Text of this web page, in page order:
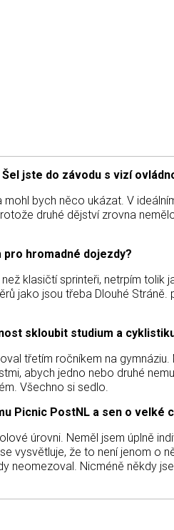
jste do závodu s vizí
bych něco ukázat. V
druhé dějství zrovna
hromadné dojezdy?
klasičtí sprinteři, netrpím
jako jsou třeba Dlouhé
skloubit studium a
třetím ročníkem na
abych jedno nebo druhé
Všechno si sedlo.
Picnic PostNL a sen o velké
úrovni. Neměl jsem úplně
vysvětluje, že to není jenom o
Nicméně někdy